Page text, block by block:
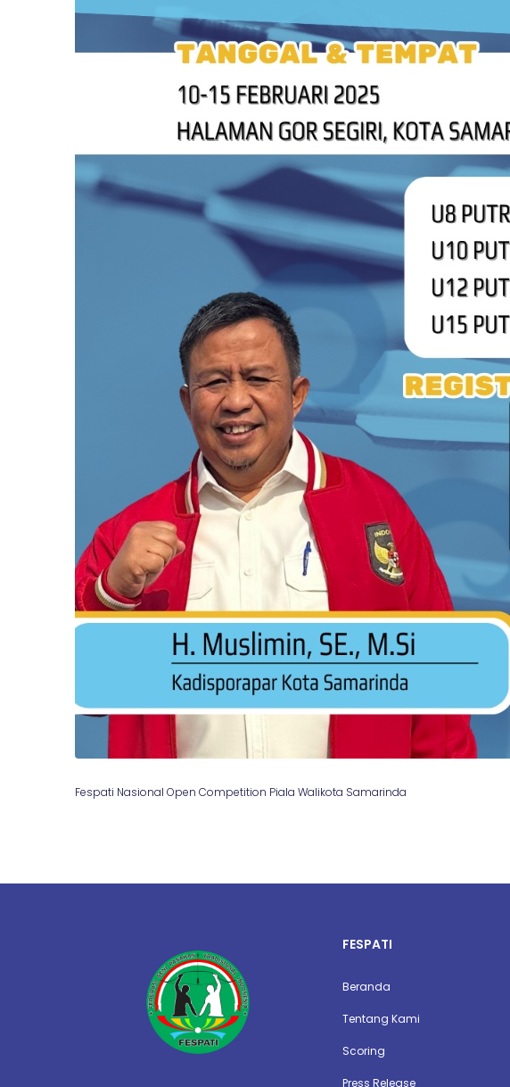
Fespati Nasional Open Competition Piala Walikota Samarinda
FESPATI
Beranda
Tentang Kami
Scoring
Press Release